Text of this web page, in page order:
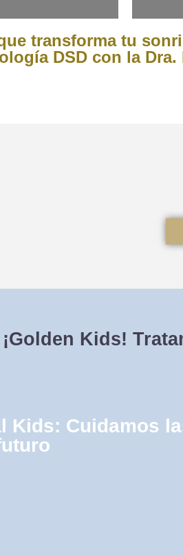
transforma tu
DSD con la Dra.
¡Golden Kids!
Kids: Cuidamos